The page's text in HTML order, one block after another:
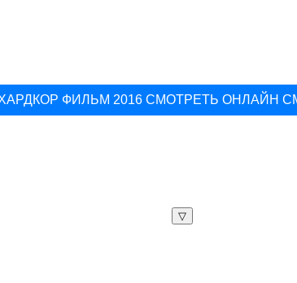
ФИЛЬМ 2016 СМОТРЕТЬ ОНЛАЙН
▽